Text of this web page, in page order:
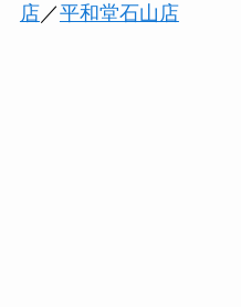
店／平和堂石山店